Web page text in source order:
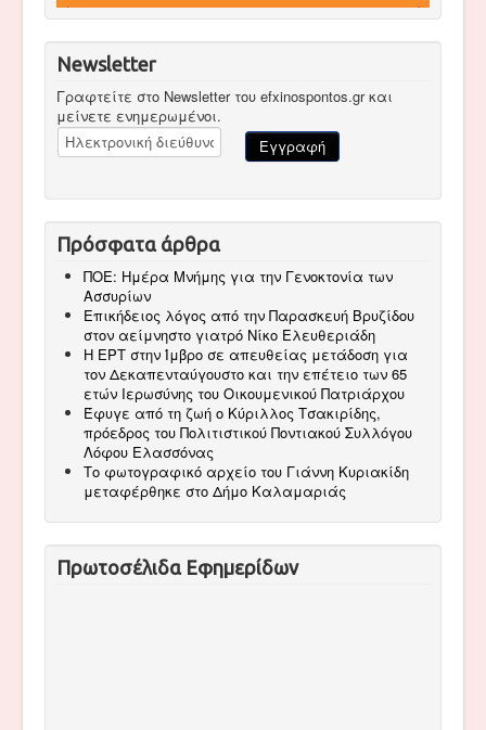
Newsletter
Γραφτείτε στο Newsletter του efxinospontos.gr και
μείνετε ενημερωμένοι.
Πρόσφατα άρθρα
ΠΟΕ: Ημέρα Μνήμης για την Γενοκτονία των
Ασσυρίων
Επικήδειος λόγος από την Παρασκευή Βρυζίδου
στον αείμνηστο γιατρό Νίκο Ελευθεριάδη
Η ΕΡΤ στην Ίμβρο σε απευθείας μετάδοση για
τον Δεκαπενταύγουστο και την επέτειο των 65
ετών Ιερωσύνης του Οικουμενικού Πατριάρχου
Έφυγε από τη ζωή ο Κύριλλος Τσακιρίδης,
πρόεδρος του Πολιτιστικού Ποντιακού Συλλόγου
Λόφου Ελασσόνας
Το φωτογραφικό αρχείο του Γιάννη Κυριακίδη
μεταφέρθηκε στο Δήμο Καλαμαριάς
Πρωτοσέλιδα Εφημερίδων